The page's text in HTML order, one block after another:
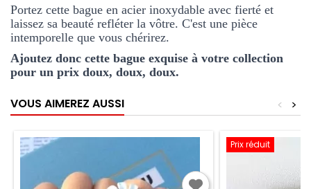
Portez cette bague en acier inoxydable avec fierté et
laissez sa beauté refléter la vôtre. C'est une pièce
intemporelle que vous chérirez.
Ajoutez donc cette bague exquise à votre collection
pour un prix doux, doux, doux.
VOUS AIMEREZ AUSSI >
<
Prix réduit